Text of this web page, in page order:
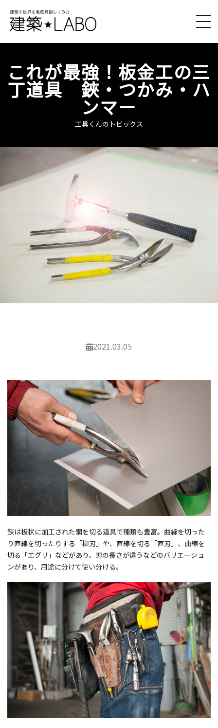
これが最強！板金工の三
丁道具 鋏・つかみ・ハ
ンマー
工具くんのトピックス
2021.03.05
鋏は板状に加工された鋼を切る道具で種類も豊富。曲線を切った
り直線を切ったりする「柳刃」や、直線を切る「直刃」、曲線を
切る「エグリ」などがあり、刃の長さが違うなどのバリエーショ
ンがあり、用途に分けて使い分ける。